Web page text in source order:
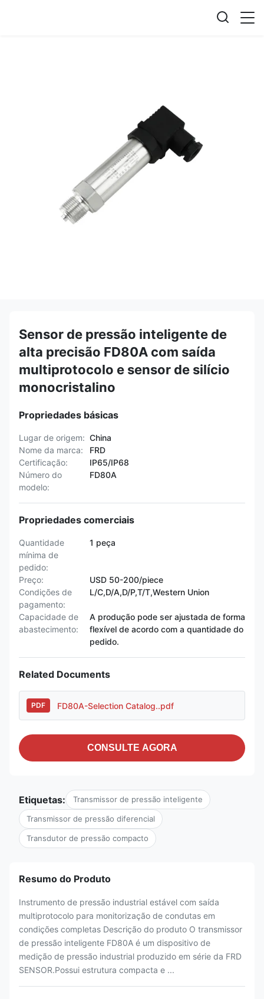
Sensor de pressão inteligente de
alta precisão FD80A com saída
multiprotocolo e sensor de silício
monocristalino
Propriedades básicas
Lugar de origem: China
Nome da marca:
FRD
Certificação:
IP65/IP68
Número do
modelo:
FD80A
Propriedades comerciais
Quantidade
mínima de
pedido:
1 peça
Preço:
USD 50-200/piece
Condições de
pagamento:
L/C,D/A,D/P,T/T,Western Union
Capacidade de
abastecimento:
A produção pode ser ajustada de forma
flexível de acordo com a quantidade do
pedido.
Related Documents
PDF FD80A-Selection Catalog..pdf
CONSULTE AGORA
Etiquetas: Transmissor de pressão inteligente
Transmissor de pressão diferencial
Transdutor de pressão compacto
Resumo do Produto
Instrumento de pressão industrial estável com saída
multiprotocolo para monitorização de condutas em
condições completas Descrição do produto O transmissor
de pressão inteligente FD80A é um dispositivo de
medição de pressão industrial produzido em série da FRD
SENSOR.Possui estrutura compacta e ...